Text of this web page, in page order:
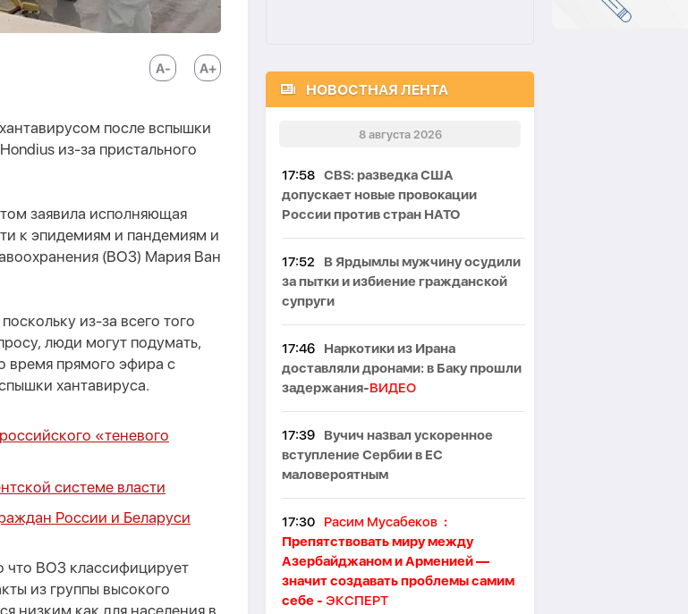
после вспышки
из-за пристального
заявила исполняющая
к эпидемиям и пандемиям и
(ВОЗ) Мария Ван
из-за всего того
люди могут подумать,
время прямого эфира с
хантавируса.
«теневого
системе власти
России и Беларуси
что ВОЗ классифицирует
из группы высокого
низким как для населения в
НОВОСТНАЯ ЛЕНТА
8 августа 2026
17:58 CBS: разведка США
допускает новые провокации
России против стран НАТО
17:52
В Ярдымлы мужчину осудили
за пытки и избиение гражданской
супруги
17:46
Наркотики из Ирана
доставляли дронами: в Баку прошли
задержания-ВИДЕО
17:39
Вучич назвал ускоренное
вступление Сербии в ЕС
маловероятным
17:30 Расим Мусабеков :
Препятствовать миру между
Азербайджаном и Арменией —
значит создавать проблемы самим
себе - ЭКСПЕРТ